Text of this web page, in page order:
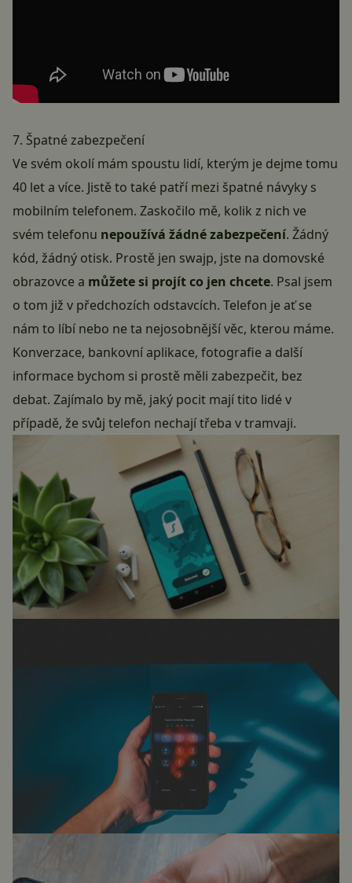
7. Špatné zabezpečení
Ve svém okolí mám spoustu lidí, kterým je dejme tomu
40 let a více. Jistě to také patří mezi špatné návyky s
mobilním telefonem. Zaskočilo mě, kolik z nich ve
svém telefonu nepoužívá žádné zabezpečení. Žádný
kód, žádný otisk. Prostě jen swajp, jste na domovské
obrazovce a můžete si projít co jen chcete. Psal jsem
o tom již v předchozích odstavcích. Telefon je ať se
nám to líbí nebo ne ta nejosobnější věc, kterou máme.
Konverzace, bankovní aplikace, fotografie a další
informace bychom si prostě měli zabezpečit, bez
debat. Zajímalo by mě, jaký pocit mají tito lidé v
případě, že svůj telefon nechají třeba v tramvaji.